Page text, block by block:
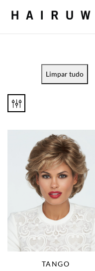
Limpar tudo
TANGO